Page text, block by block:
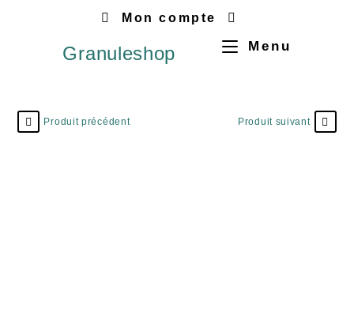
Mon compte
Granuleshop Menu
Produit précédent Produit suivant